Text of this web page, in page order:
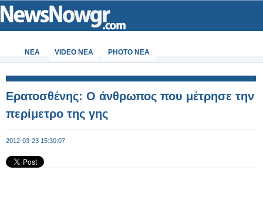
ΝΕΑ VIDEO NEA PHOTO NEA
Ερατοσθένης: Ο άνθρωπος που μέτρησε την
περίμετρο της γης
2012-03-23 15:30:07